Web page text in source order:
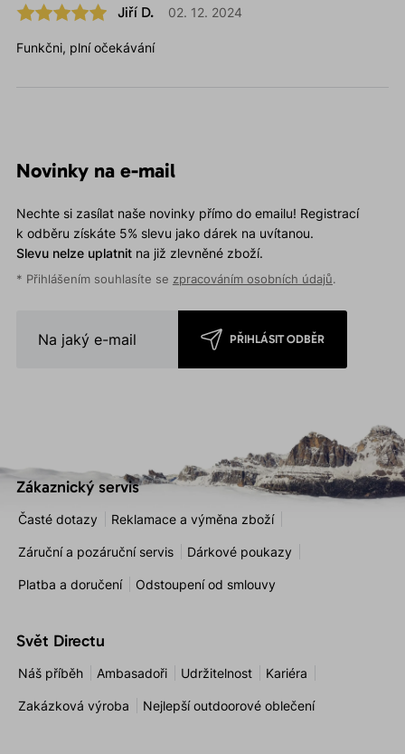
Jiří D. 02. 12. 2024
Funkčni, plní očekávání
Novinky na e-mail
Nechte si zasílat naše novinky přímo do emailu! Registrací
k odběru získáte 5% slevu jako dárek na uvítanou.
Slevu nelze uplatnitna již zlevněné zboží.
* Přihlášením souhlasíte se zpracováním osobních údajů.
PŘIHLÁSIT ODBĚR
Zákaznický servis
Časté dotazy Reklamace a výměna zboží
Záruční a pozáruční servis Dárkové poukazy
Platba a doručení Odstoupení od smlouvy
Svět Directu
Náš příběh Ambasadoři Udržitelnost Kariéra
Zakázková výroba Nejlepší outdoorové oblečení